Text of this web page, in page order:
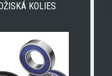
KOLIES